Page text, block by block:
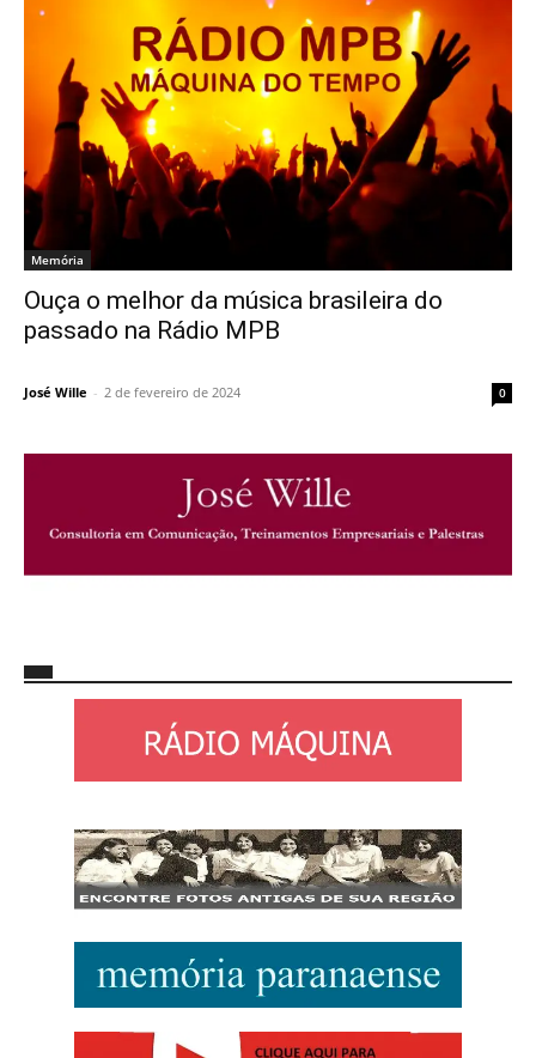
Memória
Ouça o melhor da música brasileira do
passado na Rádio MPB
José Wille - 2 de fevereiro de 2024 0